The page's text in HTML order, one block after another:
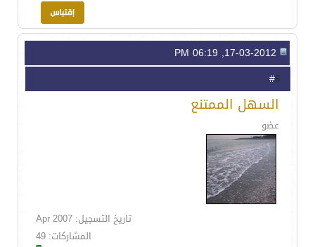
6
السهل الممتنع
عضو
تاريخ التسجيل: Apr 2007
المشاركات: 49